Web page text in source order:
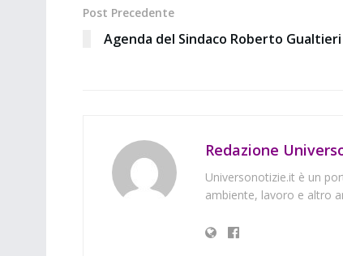
Post Precedente
Agenda del Sindaco Roberto Gualtieri
Redazione
Universonotizie.it è un
ambiente, lavoro e altro